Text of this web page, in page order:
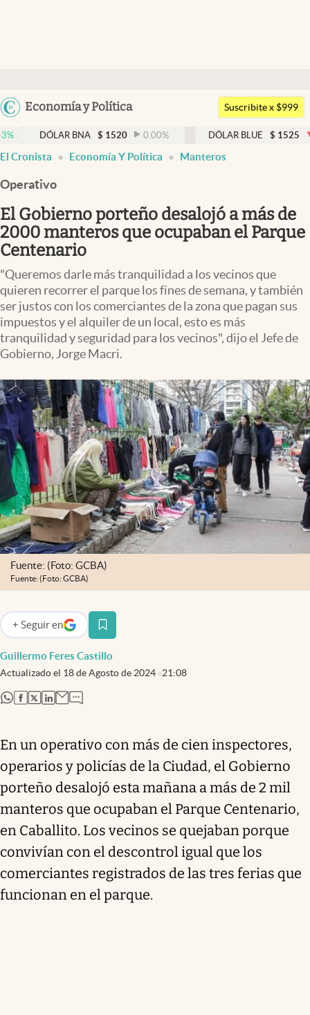
Argentina
Uruguay
Economía y Política
Members
Economía y Política
Finanzas y Mercados
Mercados Online
Negocios
Columnistas
Apertura
Infotechnology
Clase
Mundial 2026
Eventos Corporativos
El Cronista Studio
Mediakit
abre en nueva pestaña
Argentina
Suscribite x $999
BNA $ 1520 0.00% DÓLAR BLUE $ 1525 -0.33%
El Cronista Economía Y Política Manteros
Operativo
El Gobierno porteño desalojó a más de
2000 manteros que ocupaban el Parque
Centenario
"Queremos darle más tranquilidad a los vecinos que
quieren recorrer el parque los fines de semana, y también
ser justos con los comerciantes de la zona que pagan sus
impuestos y el alquiler de un local, esto es más
tranquilidad y seguridad para los vecinos", dijo el Jefe de
Gobierno, Jorge Macri.
Fuente: (Foto: GCBA)
Fuente: (Foto: GCBA)
Guillermo Feres Castillo
Actualizado el 18 de Agosto de 2024 21:08
+ Seguir en
abre en nueva pestaña
abre en nueva pestaña
abre en nueva pestaña
abre en nueva pestaña
abre en nueva pestaña
En un operativo con más de cien inspectores,
operarios y policías de la Ciudad, el Gobierno
porteño desalojó esta mañana a más de 2 mil
manteros que ocupaban el Parque Centenario,
en Caballito. Los vecinos se quejaban porque
convivían con el descontrol igual que los
comerciantes registrados de las tres ferias que
funcionan en el parque.